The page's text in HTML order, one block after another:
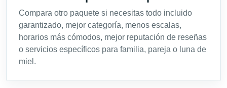
Compara otro paquete si necesitas todo incluido
garantizado, mejor categoría, menos escalas,
horarios más cómodos, mejor reputación de reseñas
o servicios específicos para familia, pareja o luna de
miel.